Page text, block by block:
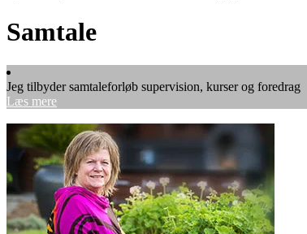
Samtale
Jeg tilbyder samtaleforløb supervision, kurser og foredrag
Læs mere